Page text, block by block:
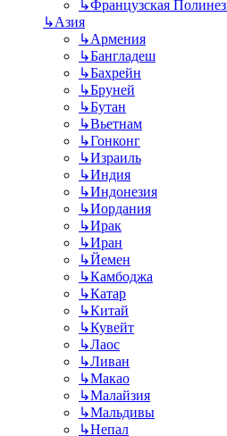
↳Французская
↳Азия
↳Армения
↳Бангладеш
↳Бахрейн
↳Бруней
↳Бутан
↳Вьетнам
↳Гонконг
↳Израиль
↳Индия
↳Индонезия
↳Иордания
↳Ирак
↳Иран
↳Йемен
↳Камбоджа
↳Катар
↳Китай
↳Кувейт
↳Лаос
↳Ливан
↳Макао
↳Малайзия
↳Мальдивы
↳Непал